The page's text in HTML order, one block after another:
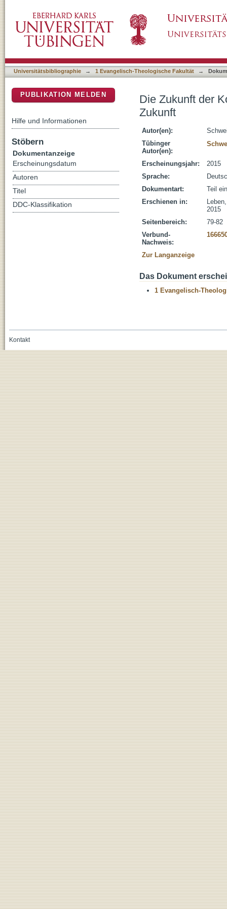
Universitätsbibliographie → 1 Evangelisch-Theologische Fakultät →
Die Zukunft der
Zukunft
Autor(en):
Tübinger
Autor(en):
Erscheinungsjahr:
2015
Sprache:
Dokumentart:
Teil
Erschienen in:
2015
Seitenbereich:
79-82
Verbund-
Nachweis:
Zur Langanzeige
Das Dokument
1 Evangelisch-
PUBLIKATION MELDEN
Hilfe und Informationen
Stöbern
Dokumentanzeige
Erscheinungsdatum
Autoren
Titel
DDC-Klassifikation
Kontakt